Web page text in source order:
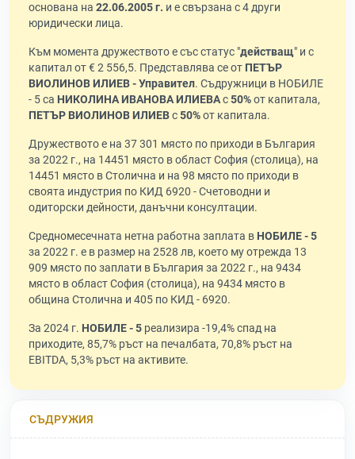
основана на 22.06.2005 г. и е свързана с 4 други
юридически лица.
Към момента дружеството е със статус "действащ" и с
капитал от € 2 556,5. Представлява се от ПЕТЪР
ВИОЛИНОВ ИЛИЕВ - Управител. Съдружници в НОБИЛЕ
- 5 са НИКОЛИНА ИВАНОВА ИЛИЕВАс50%от капитала,
ПЕТЪР ВИОЛИНОВ ИЛИЕВс50%от капитала.
Дружеството е на 37 301 място по приходи в България
за 2022 г., на 14451 място в област София (столица), на
14451 място в Столична и на 98 място по приходи в
своята индустрия по КИД 6920 - Счетоводни и
одиторски дейности, данъчни консултации.
Средномесечната нетна работна заплата в НОБИЛЕ - 5
за 2022 г. е в размер на 2528 лв, което му отрежда 13
909 място по заплати в България за 2022 г., на 9434
място в област София (столица), на 9434 място в
община Столична и 405 по КИД - 6920.
За 2024 г. НОБИЛЕ - 5 реализира -19,4% спад на
приходите, 85,7% ръст на печалбата, 70,8% ръст на
EBITDA, 5,3% ръст на активите.
СЪДРУЖИЯ